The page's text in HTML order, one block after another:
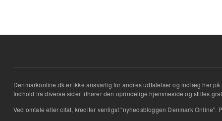
Denmarkonline.dk er ikke ansvarlig for andres udtalelser og indlæg her på
Indhold fra diverse sider tilhører den oprindelige hjemmeside og stilles
Ved omtale eller citat, krediter venligst "nyhedsbloggen Denmark Online".